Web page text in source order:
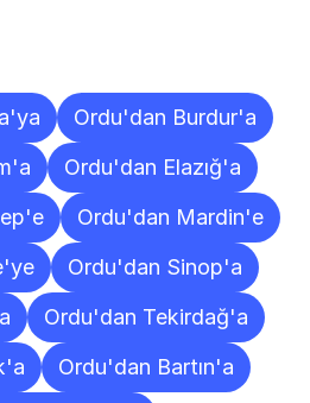
Ordu'dan Burdur'a
Ordu'dan Elazığ'a
Ordu'dan Mardin'e
Ordu'dan Sinop'a
Ordu'dan Tekirdağ'a
Ordu'dan Bartın'a